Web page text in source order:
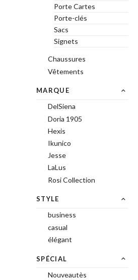
Porte Cartes
Porte-clés
Sacs
Signets
Chaussures
Vêtements
MARQUE
DelSiena
Doria 1905
Hexis
Ikunico
Jesse
LaLus
Rosi Collection
STYLE
business
casual
élégant
SPÉCIAL
Nouveautès